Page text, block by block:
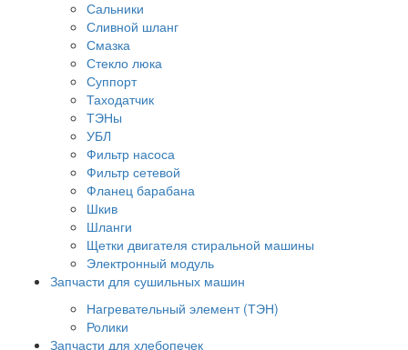
Сальники
Сливной шланг
Смазка
Стекло люка
Суппорт
Таходатчик
ТЭНы
УБЛ
Фильтр насоса
Фильтр сетевой
Фланец барабана
Шкив
Шланги
Щетки двигателя стиральной машины
Электронный модуль
Запчасти для сушильных машин
Нагревательный элемент (ТЭН)
Ролики
Запчасти для хлебопечек